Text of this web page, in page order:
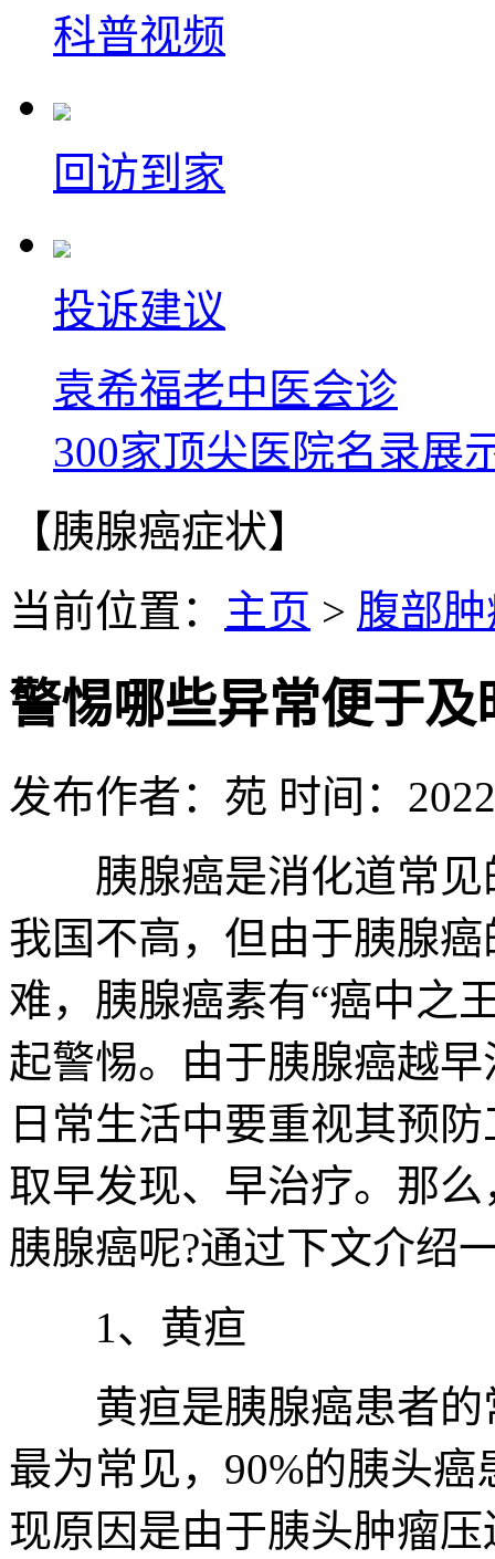
科普视频
回访到家
投诉建议
袁希福老中医会诊
300家顶尖医院名录展
【胰腺癌症状】
当前位置： 主页 > 腹部
警惕哪些异常便于及
发布作者：苑 时间：
胰腺癌是消化道常见
我国不高，但由于胰腺
难，胰腺癌素有“癌中之
起警惕。由于胰腺癌越
日常生活中要重视其预
取早发现、早治疗。那
胰腺癌呢?通过下文介绍
1、黄疸
黄疸是胰腺癌患者的
最为常见，90%的胰头
现原因是由于胰头肿瘤